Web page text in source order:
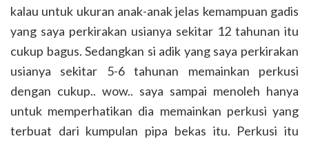
kalau untuk ukuran anak-anak jelas kemampuan gadis
yang saya perkirakan usianya sekitar 12 tahunan itu
cukup bagus. Sedangkan si adik yang saya perkirakan
usianya sekitar 5-6 tahunan memainkan perkusi
dengan cukup.. wow.. saya sampai menoleh hanya
untuk memperhatikan dia memainkan perkusi yang
terbuat dari kumpulan pipa bekas itu. Perkusi itu